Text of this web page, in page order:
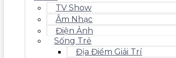
TV Show
Âm Nhạc
Điện Ảnh
Sống Trẻ
Địa Điểm Giải Trí